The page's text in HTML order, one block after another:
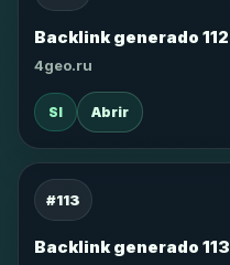
Backlink generado 112
4geo.ru
SI Abrir
#113
Backlink generado 113